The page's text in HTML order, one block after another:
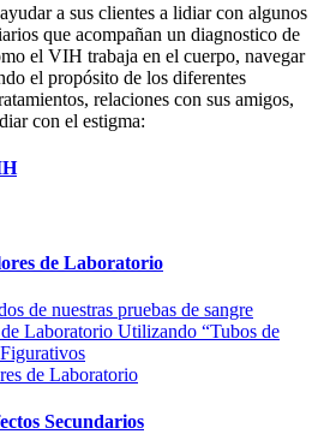
a sus clientes a lidiar con algunos
que acompañan un diagnostico de
el VIH trabaja en el cuerpo, navegar
el propósito de los diferentes
relaciones con sus amigos,
con el estigma:
de Laboratorio
de nuestras pruebas de sangre
Laboratorio Utilizando “Tubos de
de Laboratorio
Secundarios